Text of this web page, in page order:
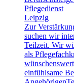
Pflegedienst
Leipzig
Zur
suchen wir
Teilzeit. Wir
als
einfühlsame